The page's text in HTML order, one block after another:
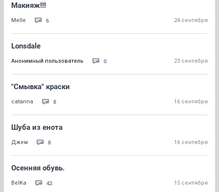
Макияж!!!
Melle 6 24 сентября
Lonsdale
Анонимный пользователь 0 23 сентября
"Смывка" краски
catanna 8 16 сентября
Шуба из енота
Джем 8 16 сентября
Осенняя обувь.
BelKa 42 15 сентября